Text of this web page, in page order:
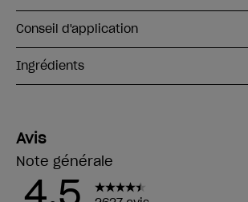
Conseil d'application
Ingrédients